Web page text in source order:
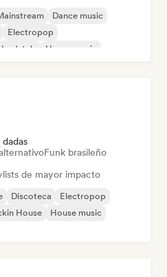
Dance music
Electropop
House music
Funk brasileño
de mayor impacto
Discoteca
Electropop
House
House music